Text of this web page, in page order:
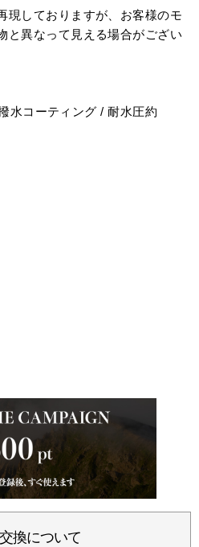
現しておりますが、お客様のモ
と異なって見える場合がござい
水コーティング / 耐水圧約
換について